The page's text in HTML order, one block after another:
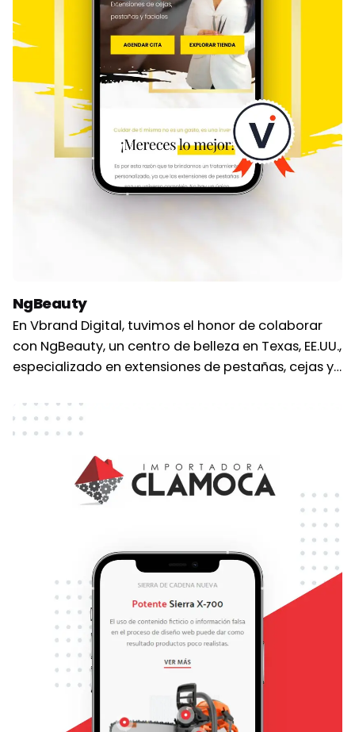
NgBeauty
En Vbrand Digital, tuvimos el honor de colaborar
con NgBeauty, un centro de belleza en Texas, EE.UU.,
especializado en extensiones de pestañas, cejas y…